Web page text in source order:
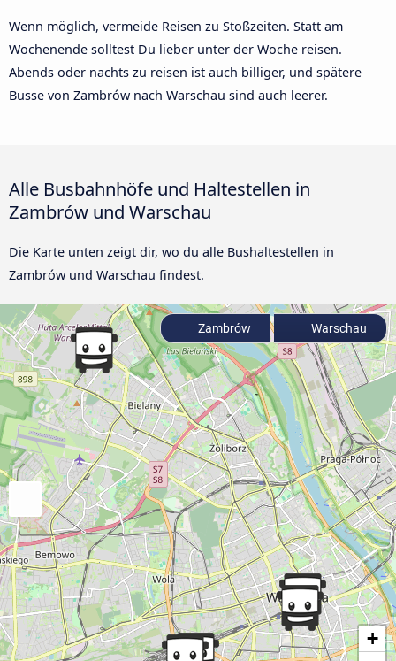
Wenn möglich, vermeide Reisen zu Stoßzeiten. Statt am
Wochenende solltest Du lieber unter der Woche reisen.
Abends oder nachts zu reisen ist auch billiger, und spätere
Busse von Zambrów nach Warschau sind auch leerer.
Alle Busbahnhöfe und Haltestellen in
Zambrów und Warschau
Die Karte unten zeigt dir, wo du alle Bushaltestellen in
Zambrów und Warschau findest.
+
Zambrów Warschau